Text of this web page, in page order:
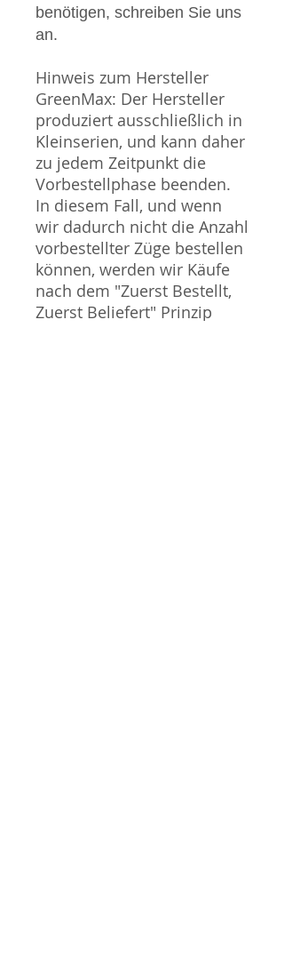
benötigen, schreiben Sie uns
an.
Hinweis zum Hersteller
GreenMax: Der Hersteller
produziert ausschließlich in
Kleinserien, und kann daher
zu jedem Zeitpunkt die
Vorbestellphase beenden.
In diesem Fall, und wenn
wir dadurch nicht die Anzahl
vorbestellter Züge bestellen
können, werden wir Käufe
nach dem "Zuerst Bestellt,
Zuerst Beliefert" Prinzip